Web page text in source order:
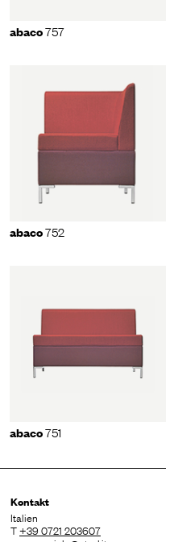
abaco757
abaco752
abaco751
Kontakt
Italien
T+39 0721 203607